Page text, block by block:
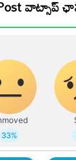
వాట్సాప్